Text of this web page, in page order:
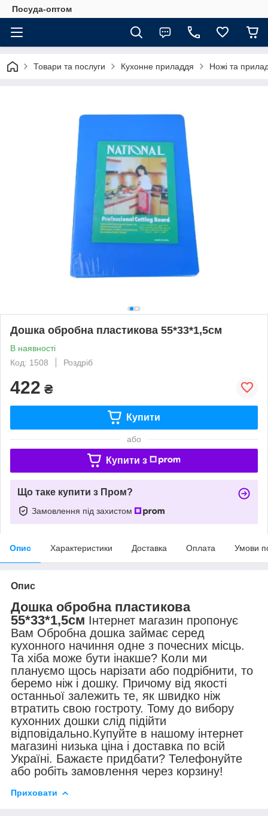
Посуда-оптом
Товари та послуги Кухонне приладдя Ножі та
Дошка обробна пластикова 55*33*1,5см
В наявності
Код: 1508
Роздріб
422 ₴
Купити
або
Купити з
Що таке купити з Пром?
Замовлення під захистом
Опис Характеристики Доставка Оплата Умови
Опис
Дошка обробна пластикова
55*33*1,5см Інтернет магазин пропонує
Вам Обробна дошка займає серед
кухонного начиння одне з почесних місць.
Та хіба може бути інакше? Коли ми
плануємо щось нарізати або подрібнити, то
беремо ніж і дошку. Причому від якості
останньої залежить те, як швидко ніж
втратить свою гостроту. Тому до вибору
кухонних дошки слід підійти
відповідально.Купуйте в нашому інтернет
магазині низька ціна і доставка по всій
Україні. Бажаєте придбати? Телефонуйте
або робіть замовлення через корзину!
Приховати